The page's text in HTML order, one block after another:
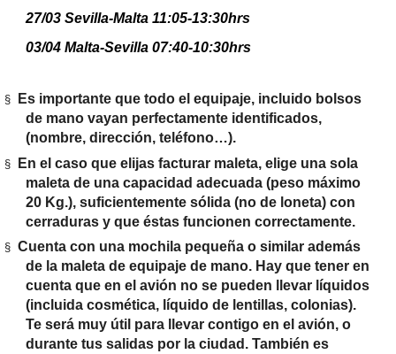
27/03 Sevilla-Malta 11:05-13:30hrs
03/04 Malta-Sevilla 07:40-10:30hrs
§
Es importante que todo el equipaje, incluido bolsos
de mano vayan perfectamente identificados,
(nombre, dirección, teléfono…).
§
En el caso que elijas facturar maleta, elige una sola
maleta de una capacidad adecuada (peso máximo
20 Kg.), suficientemente sólida (no de loneta) con
cerraduras y que éstas funcionen correctamente.
§Cuenta con una mochila pequeña o similar además
de la maleta de equipaje de mano. Hay que tener en
cuenta que en el avión no se pueden llevar líquidos
(incluida cosmética, líquido de lentillas, colonias).
Te será muy útil para llevar contigo en el avión, o
durante tus salidas por la ciudad. También es